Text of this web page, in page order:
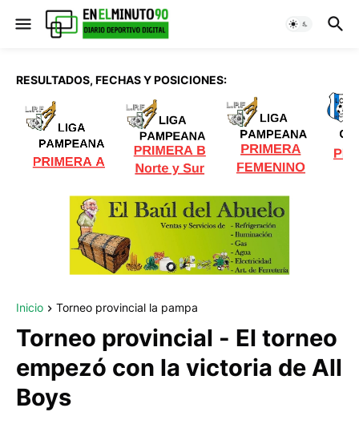
RESULTADOS, FECHAS Y POSICIONES:
Inicio Torneo provincial la pampa
Torneo provincial - El torneo
empezó con la victoria de All
Boys